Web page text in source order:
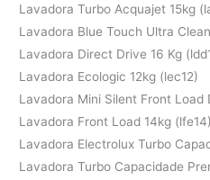
Lavadora Turbo Acquajet 15kg
Lavadora Blue Touch Ultra
Lavadora Direct Drive 16 Kg
Lavadora Ecologic 12kg (lec12)
Lavadora Mini Silent Front
Lavadora Front Load 14kg (lfe14)
Lavadora Electrolux Turbo
Lavadora Turbo Capacidade